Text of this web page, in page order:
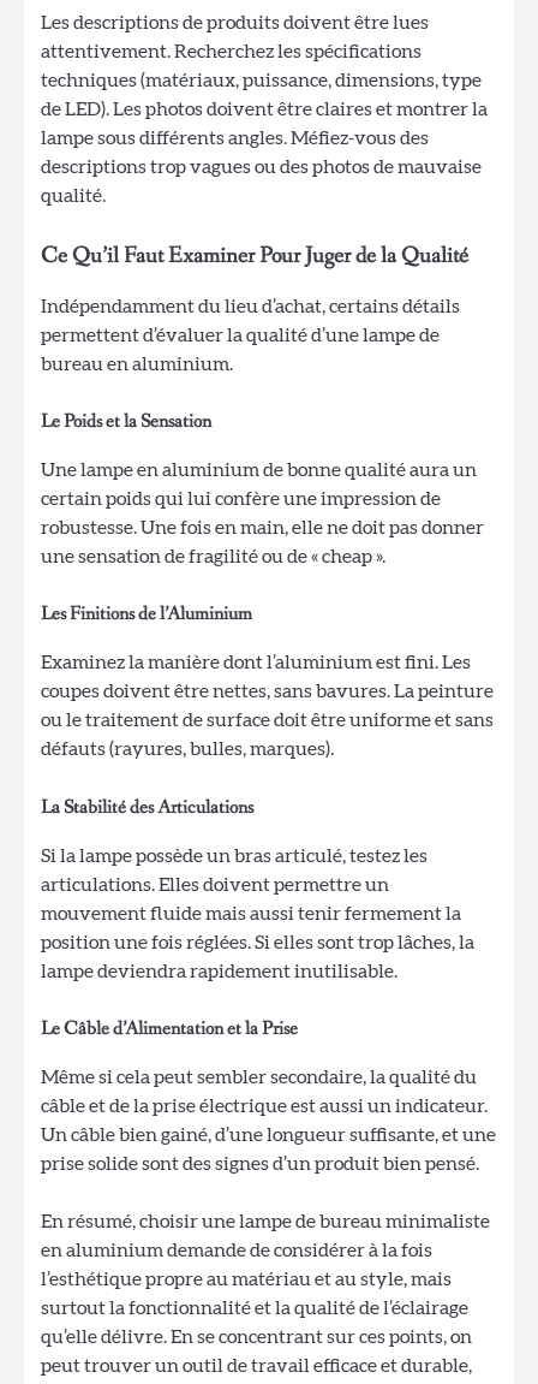
Les descriptions de produits doivent être lues
attentivement. Recherchez les spécifications
techniques (matériaux, puissance, dimensions, type
de LED). Les photos doivent être claires et montrer la
lampe sous différents angles. Méfiez-vous des
descriptions trop vagues ou des photos de mauvaise
qualité.
Ce Qu’il Faut Examiner Pour Juger de la Qualité
Indépendamment du lieu d’achat, certains détails
permettent d’évaluer la qualité d’une lampe de
bureau en aluminium.
Le Poids et la Sensation
Une lampe en aluminium de bonne qualité aura un
certain poids qui lui confère une impression de
robustesse. Une fois en main, elle ne doit pas donner
une sensation de fragilité ou de « cheap ».
Les Finitions de l’Aluminium
Examinez la manière dont l’aluminium est fini. Les
coupes doivent être nettes, sans bavures. La peinture
ou le traitement de surface doit être uniforme et sans
défauts (rayures, bulles, marques).
La Stabilité des Articulations
Si la lampe possède un bras articulé, testez les
articulations. Elles doivent permettre un
mouvement fluide mais aussi tenir fermement la
position une fois réglées. Si elles sont trop lâches, la
lampe deviendra rapidement inutilisable.
Le Câble d’Alimentation et la Prise
Même si cela peut sembler secondaire, la qualité du
câble et de la prise électrique est aussi un indicateur.
Un câble bien gainé, d’une longueur suffisante, et une
prise solide sont des signes d’un produit bien pensé.
En résumé, choisir une lampe de bureau minimaliste
en aluminium demande de considérer à la fois
l’esthétique propre au matériau et au style, mais
surtout la fonctionnalité et la qualité de l’éclairage
qu’elle délivre. En se concentrant sur ces points, on
peut trouver un outil de travail efficace et durable,